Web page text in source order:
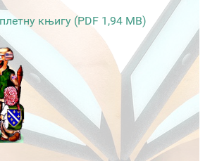
књигу (PDF 1,94 MB)